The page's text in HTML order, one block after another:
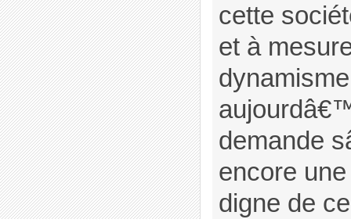
cette
et à
demande
encore
digne de